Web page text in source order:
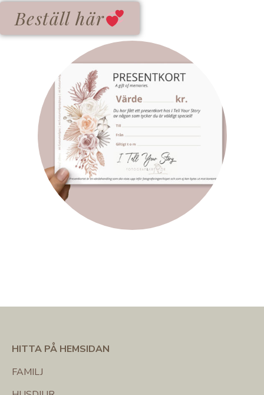
Beställ här
HITTA PÅ HEMSIDAN
FAMILJ